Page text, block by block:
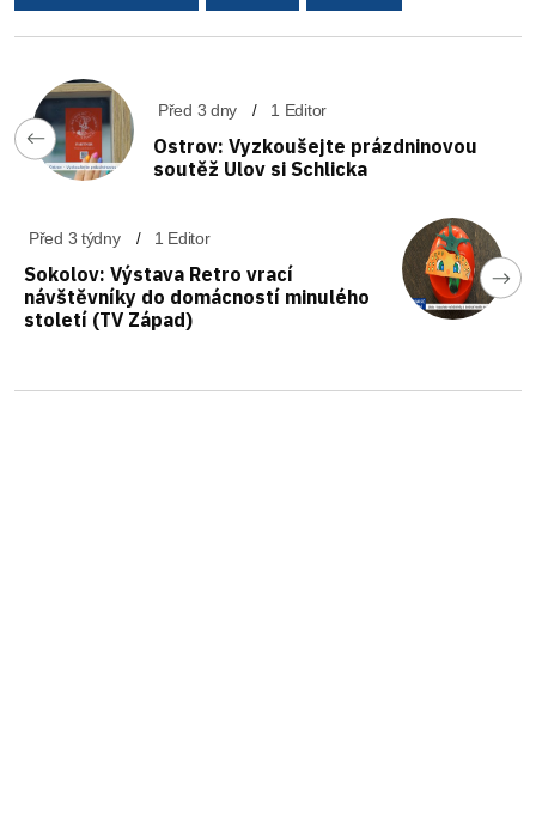
Před 3 dny 1 Editor
Ostrov: Vyzkoušejte prázdninovou
soutěž Ulov si Schlicka
Před 3 týdny 1 Editor
Sokolov: Výstava Retro vrací
návštěvníky do domácností minulého
století (TV Západ)